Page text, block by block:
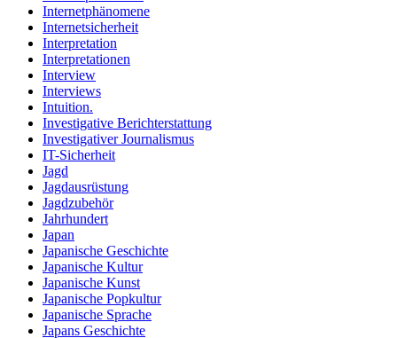
Internetphänomene
Internetsicherheit
Interpretation
Interpretationen
Interview
Interviews
Intuition.
Investigative Berichterstattung
Investigativer Journalismus
IT-Sicherheit
Jagd
Jagdausrüstung
Jagdzubehör
Jahrhundert
Japan
Japanische Geschichte
Japanische Kultur
Japanische Kunst
Japanische Popkultur
Japanische Sprache
Japans Geschichte